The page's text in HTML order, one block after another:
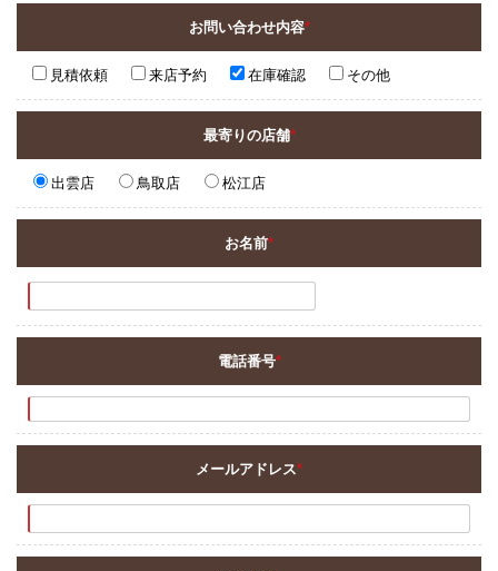
お問い合わせ内容*
見積依頼 来店予約 在庫確認 その他
最寄りの店舗*
出雲店 鳥取店 松江店
お名前*
電話番号*
メールアドレス*